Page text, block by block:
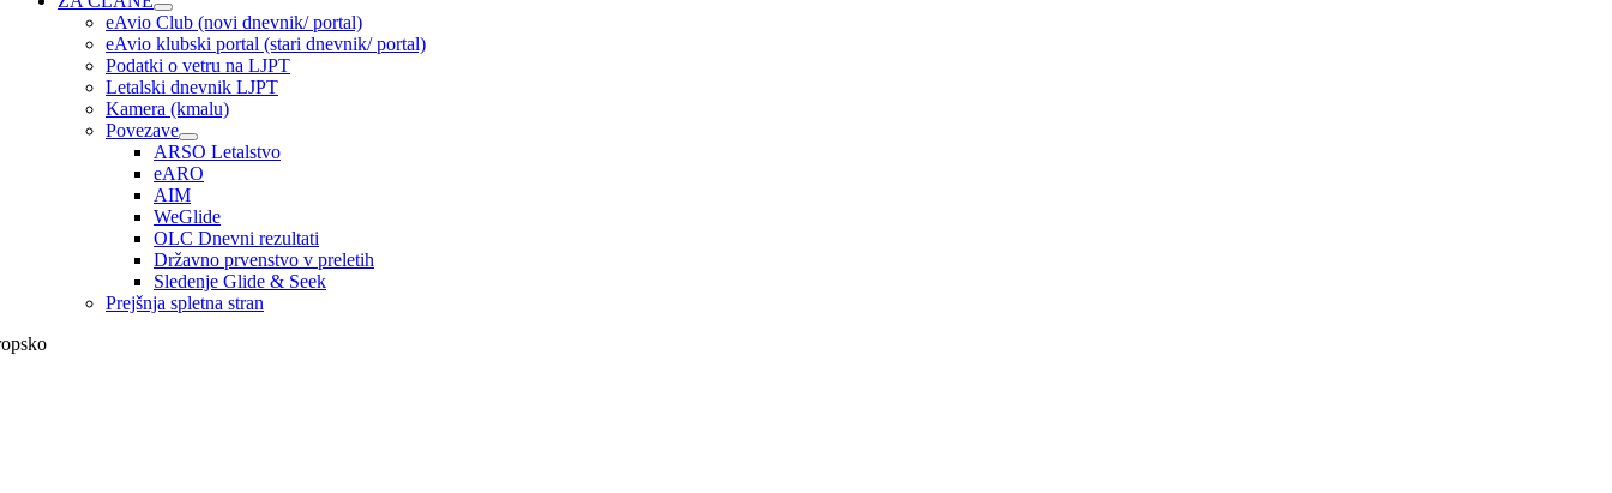
eAvio Club (novi dnevnik/ portal)
eAvio klubski portal (stari dnevnik/ portal)
Podatki o vetru na LJPT
Letalski dnevnik LJPT
Kamera (kmalu)
Povezave
ARSO Letalstvo
eARO
AIM
WeGlide
OLC Dnevni rezultati
Državno prvenstvo v preletih
Sledenje Glide & Seek
Prejšnja spletna stran